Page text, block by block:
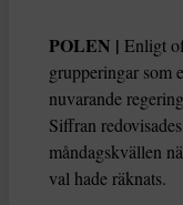
POLEN | Enligt
grupperingar som
nuvarande
Siffran
måndagskvällen
val hade räknats.